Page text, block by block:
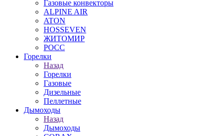
Газовые конвекторы
ALPINE AIR
ATON
HOSSEVEN
ЖИТОМИР
РОСС
Горелки
Назад
Горелки
Газовые
Дизельные
Пеллетные
Дымоходы
Назад
Дымоходы